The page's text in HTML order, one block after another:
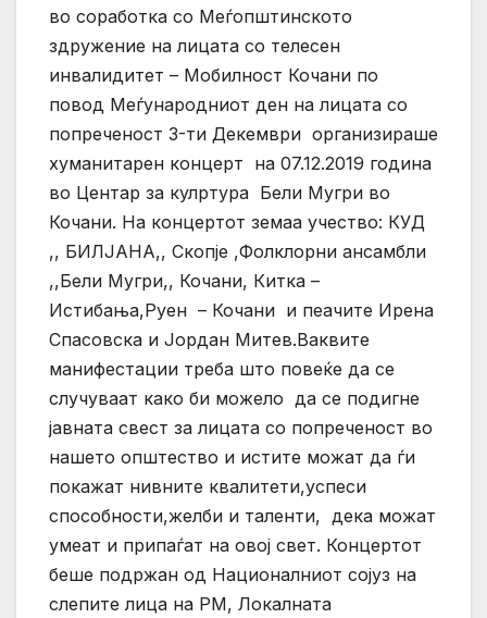
во соработка со Меѓопштинското
здружение на лицата со телесен
инвалидитет – Мобилност Кочани по
повод Меѓународниот ден на лицата со
попреченост 3-ти Декември организираше
хуманитарен концерт на 07.12.2019 година
во Центар за кулртура Бели Мугри во
Кочани. На концертот земаа учество: КУД
,, БИЛЈАНА,, Скопје ,Фолклорни ансамбли
,,Бели Мугри,, Кочани, Китка –
Истибања,Руен – Кочани и пеачите Ирена
Спасовска и Јордан Митев.Ваквите
манифестации треба што повеќе да се
случуваат како би можело да се подигне
јавната свест за лицата со попреченост во
нашето општество и истите можат да ѓи
покажат нивните квалитети,успеси
способности,желби и таленти, дека можат
умеат и припаѓат на овој свет. Концертот
беше подржан од Националниот сојуз на
слепите лица на РМ, Локалната